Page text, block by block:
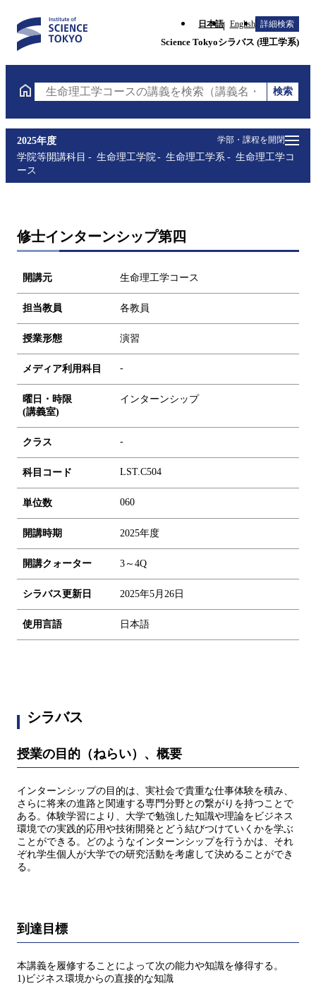
日本語 English 詳細検索
Science Tokyoシラバス (理工学系)
生命理工学コースの講義を検索（講義名・科目コード
検索
学部・課程を開閉
2025年度
学院等開講科目
生命理工学院 生命理工学系
生命理工学コ
ース
修士インターンシップ第四
開講元 生命理工学コース
担当教員 各教員
授業形態 演習
メディア利用科目 -
曜日・時限
(講義室)
インターンシップ
クラス -
科目コード LST.C504
単位数 060
開講時期 2025年度
開講クォーター 3～4Q
シラバス更新日 2025年5月26日
使用言語 日本語
シラバス
授業の目的（ねらい）、概要
インターンシップの目的は、実社会で貴重な仕事体験を積み、
さらに将来の進路と関連する専門分野との繋がりを持つことで
ある。体験学習により、大学で勉強した知識や理論をビジネス
環境での実践的応用や技術開発とどう結びつけていくかを学ぶ
ことができる。どのようなインターンシップを行うかは、それ
ぞれ学生個人が大学での研究活動を考慮して決めることができ
る。
到達目標
本講義を履修することによって次の能力や知識を修得する。
1)ビジネス環境からの直接的な知識